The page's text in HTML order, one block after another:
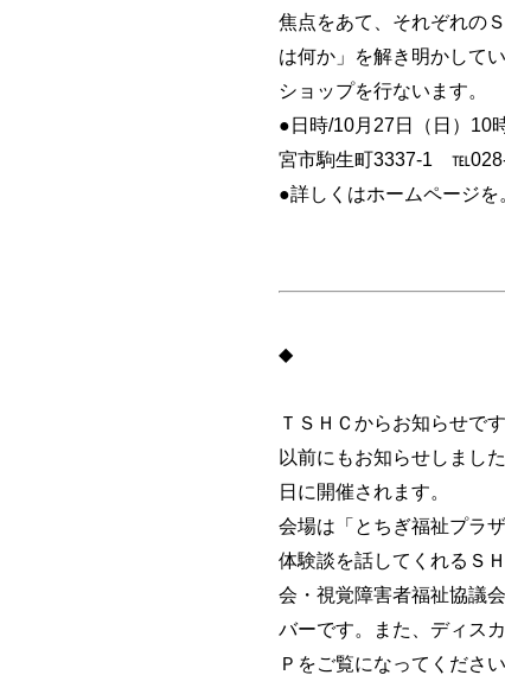
焦点をあて、それぞれの
は何か」を解き明かして
ショップを行ないます。
●日時/10月27日（日）
宮市駒生町3337-1
●詳しくはホームページを
◆
ＴＳＨＣからお知らせです
以前にもお知らせしまし
日に開催されます。
会場は「とちぎ福祉プラ
体験談を話してくれるＳ
会・視覚障害者福祉協議
バーです。また、ディス
Ｐをご覧になってください